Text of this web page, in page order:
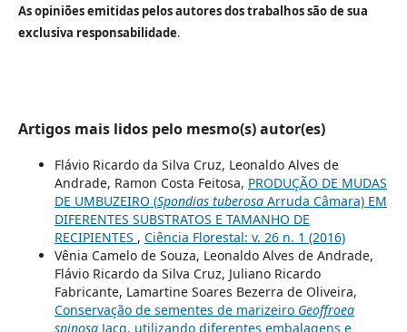
As opiniões emitidas pelos autores dos trabalhos são de sua
exclusiva responsabilidade.
Artigos mais lidos pelo mesmo(s) autor(es)
Flávio Ricardo da Silva Cruz, Leonaldo Alves de
Andrade, Ramon Costa Feitosa, PRODUÇÃO DE MUDAS
DE UMBUZEIRO (Spondias tuberosaArruda Câmara) EM
DIFERENTES SUBSTRATOS E TAMANHO DE
RECIPIENTES , Ciência Florestal: v. 26 n. 1 (2016)
Vênia Camelo de Souza, Leonaldo Alves de Andrade,
Flávio Ricardo da Silva Cruz, Juliano Ricardo
Fabricante, Lamartine Soares Bezerra de Oliveira,
Conservação de sementes de marizeiro Geoffroea
spinosaJacq. utilizando diferentes embalagens e